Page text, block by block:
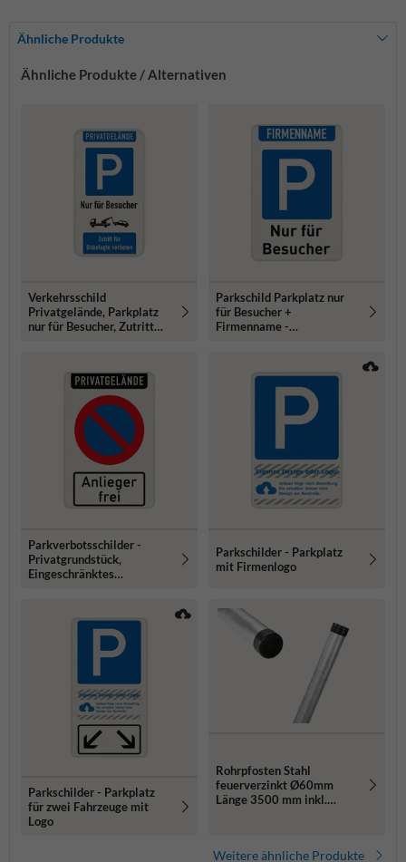
Ähnliche Produkte
Ähnliche Produkte / Alternativen
Verkehrsschild
Privatgelände, Parkplatz
nur für Besucher, Zutritt
Parkschild Parkplatz nur
für Besucher +
Firmenname -
Parkverbotsschilder -
Privatgrundstück,
Eingeschränktes
Parkschilder - Parkplatz
mit Firmenlogo
Parkschilder - Parkplatz
für zwei Fahrzeuge mit
Logo
Rohrpfosten Stahl
feuerverzinkt Ø60mm
Länge 3500 mm inkl.
Weitere ähnliche Produkte